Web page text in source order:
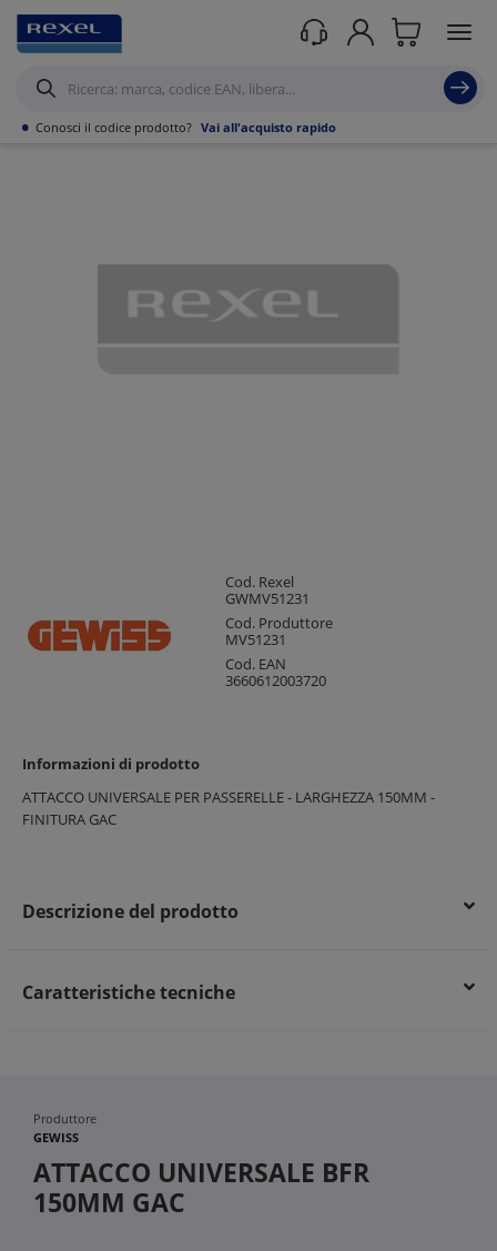
• Conosci il codice prodotto? Vai all'acquisto rapido
Prodotti /Canalizzazioni Canaline Passacavi Industriali in Metallo/Canale in
Filo Metallico ed accessori
Cod. Rexel
GWMV51231
Cod. Produttore
MV51231
Cod. EAN
3660612003720
Informazioni di prodotto
ATTACCO UNIVERSALE PER PASSERELLE - LARGHEZZA 150MM -
FINITURA GAC
Descrizione del prodotto
Caratteristiche tecniche
Produttore
GEWISS
ATTACCO UNIVERSALE BFR
150MM GAC